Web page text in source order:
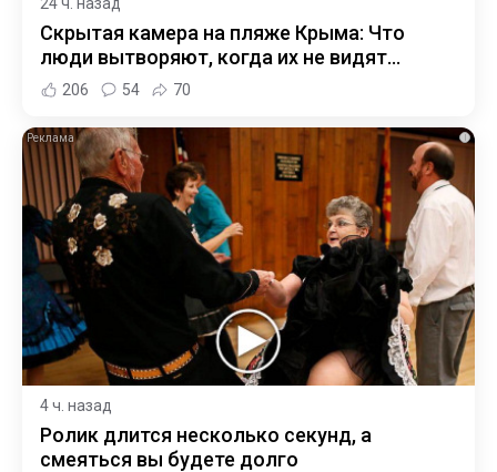
24 ч. назад
Скрытая камера на пляже Крыма: Что
люди вытворяют, когда их не видят...
206 54 70
i
4 ч. назад
Ролик длится несколько секунд, а
смеяться вы будете долго